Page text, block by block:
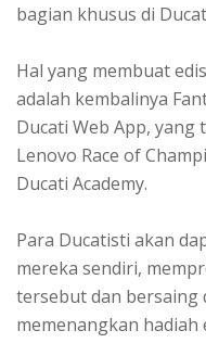
bagian khusus di
Hal yang membuat
adalah kembalinya
Ducati Web App,
Lenovo Race of
Ducati Academy.
Para Ducatisti akan
mereka sendiri,
tersebut dan
memenangkan hadiah